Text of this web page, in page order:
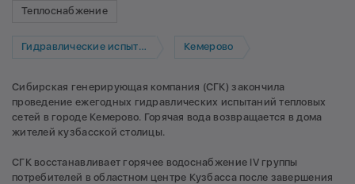
Теплоснабжение
Гидравлические испытания Кемерово
Сибирская генерирующая компания (СГК) закончила
проведение ежегодных гидравлических испытаний тепловых
сетей в городе Кемерово. Горячая вода возвращается в дома
жителей кузбасской столицы.
СГК восстанавливает горячее водоснабжение IV группы
потребителей в областном центре Кузбасса после завершения